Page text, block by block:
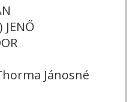
JENŐ
Jánosné